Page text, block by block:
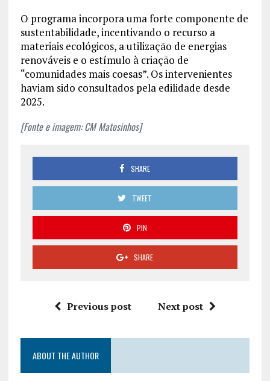
O programa incorpora uma forte componente de
sustentabilidade, incentivando o recurso a
materiais ecológicos, a utilização de energias
renováveis e o estímulo à criação de
“comunidades mais coesas”. Os intervenientes
haviam sido consultados pela edilidade desde
2025.
[Fonte e imagem: CM Matosinhos]
SHARE
TWEET
PIN
SHARE
Previous post Next post
ABOUT THE AUTHOR